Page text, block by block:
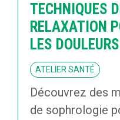
TECHNIQUES
RELAXATION
LES
ATELIER SANTÉ
Découvrez des
de sophrologie